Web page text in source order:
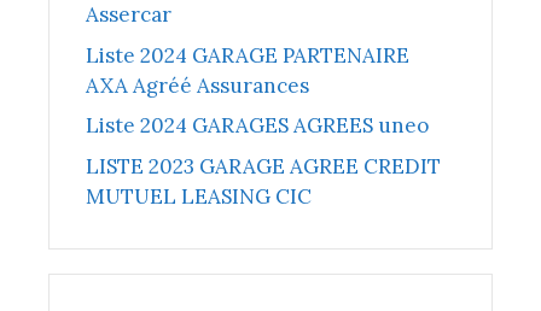
Assercar
Liste 2024 GARAGE PARTENAIRE
AXA Agréé Assurances
Liste 2024 GARAGES AGREES uneo
LISTE 2023 GARAGE AGREE CREDIT
MUTUEL LEASING CIC